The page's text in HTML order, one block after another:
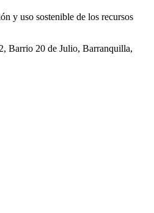
y uso sostenible de los recursos
Barrio 20 de Julio, Barranquilla,